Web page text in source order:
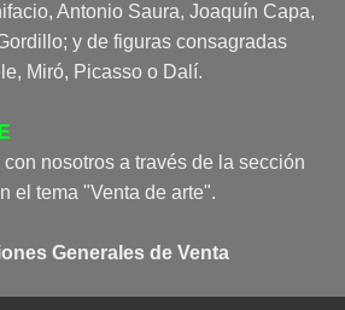
Antonio Saura, Joaquín Capa,
y de figuras consagradas
Miró, Picasso o Dalí.
nosotros a través de la sección
el tema "Venta de arte".
Generales de Venta